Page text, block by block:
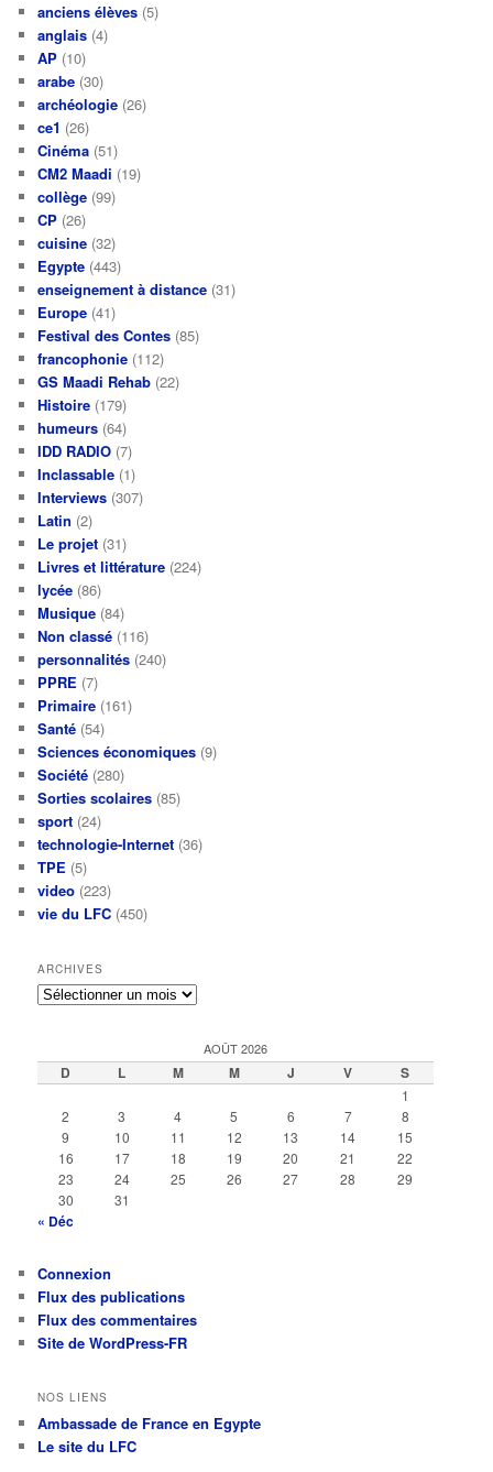
anciens élèves (5)
anglais (4)
AP (10)
arabe (30)
archéologie (26)
ce1 (26)
Cinéma (51)
CM2 Maadi (19)
collège (99)
CP (26)
cuisine (32)
Egypte (443)
enseignement à distance (31)
Europe (41)
Festival des Contes (85)
francophonie (112)
GS Maadi Rehab (22)
Histoire (179)
humeurs (64)
IDD RADIO (7)
Inclassable (1)
Interviews (307)
Latin (2)
Le projet (31)
Livres et littérature (224)
lycée (86)
Musique (84)
Non classé (116)
personnalités (240)
PPRE (7)
Primaire (161)
Santé (54)
Sciences économiques (9)
Société (280)
Sorties scolaires (85)
sport (24)
technologie-Internet (36)
TPE (5)
video (223)
vie du LFC (450)
ARCHIVES
Archives
AOÛT 2026
D L M M J V S
1
2
3 4 5 6 7
8
9
10 11 12 13 14
15
16
17 18 19 20 21
22
23
24 25 26 27 28
29
30
31
« Déc
Connexion
Flux des publications
Flux des commentaires
Site de WordPress-FR
NOS LIENS
Ambassade de France en Egypte
Le site du LFC